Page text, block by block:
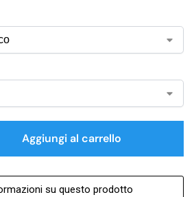
Aggiungi al carrello
su questo prodotto